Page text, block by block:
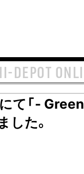
DEPOT
にて「-
した。